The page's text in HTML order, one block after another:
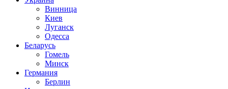
Винница
Киев
Луганск
Одесса
Беларусь
Гомель
Минск
Германия
Берлин